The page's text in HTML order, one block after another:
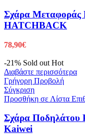
Σχάρα Μεταφοράς
HATCHBACK
78,90€
-21% Sold out Hot
Διαβάστε περισσότερα
Γρήγορη Προβολή
Σύγκριση
Προσθήκη σε Λίστα
Σχάρα Ποδηλάτου
Kaiwei